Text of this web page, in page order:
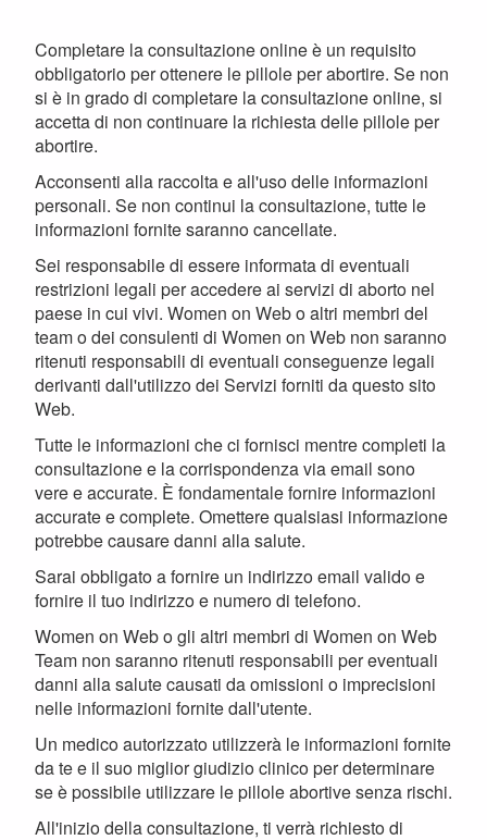
Completare la consultazione online è un requisito
obbligatorio per ottenere le pillole per abortire. Se non
si è in grado di completare la consultazione online, si
accetta di non continuare la richiesta delle pillole per
abortire.
Acconsenti alla raccolta e all'uso delle informazioni
personali. Se non continui la consultazione, tutte le
informazioni fornite saranno cancellate.
Sei responsabile di essere informata di eventuali
restrizioni legali per accedere ai servizi di aborto nel
paese in cui vivi. Women on Web o altri membri del
team o dei consulenti di Women on Web non saranno
ritenuti responsabili di eventuali conseguenze legali
derivanti dall'utilizzo dei Servizi forniti da questo sito
Web.
Tutte le informazioni che ci fornisci mentre completi la
consultazione e la corrispondenza via email sono
vere e accurate. È fondamentale fornire informazioni
accurate e complete. Omettere qualsiasi informazione
potrebbe causare danni alla salute.
Sarai obbligato a fornire un indirizzo email valido e
fornire il tuo indirizzo e numero di telefono.
Women on Web o gli altri membri di Women on Web
Team non saranno ritenuti responsabili per eventuali
danni alla salute causati da omissioni o imprecisioni
nelle informazioni fornite dall'utente.
Un medico autorizzato utilizzerà le informazioni fornite
da te e il suo miglior giudizio clinico per determinare
se è possibile utilizzare le pillole abortive senza rischi.
All'inizio della consultazione, ti verrà richiesto di